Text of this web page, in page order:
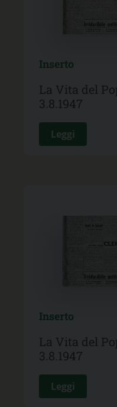
Inserto
La Vita del
3.8.1947
Leggi
Inserto
La Vita del
3.8.1947
Leggi